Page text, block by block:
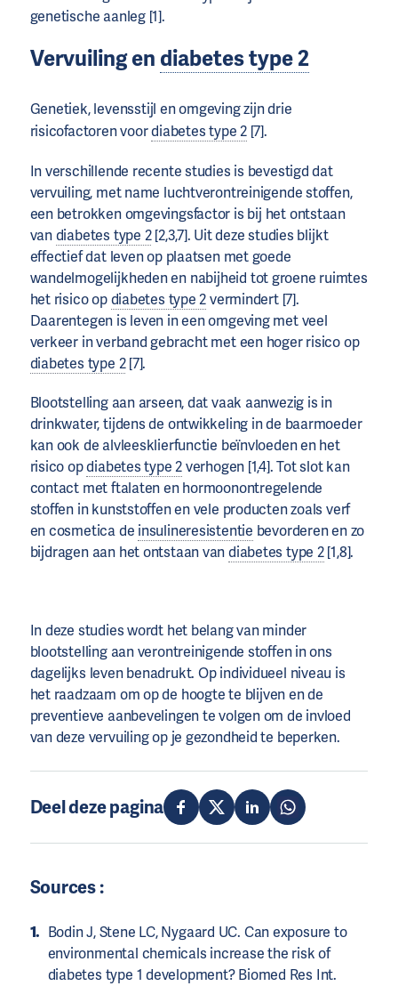
genetische aanleg [1].
Vervuiling en diabetes type 2
Genetiek, levensstijl en omgeving zijn drie
risicofactoren voordiabetes type 2[7].
In verschillende recente studies is bevestigd dat
vervuiling, met name luchtverontreinigende stoffen,
een betrokken omgevingsfactor is bij het ontstaan
vandiabetes type 2[2,3,7]. Uit deze studies blijkt
effectief dat leven op plaatsen met goede
wandelmogelijkheden en nabijheid tot groene ruimtes
het risico opdiabetes type 2vermindert [7].
Daarentegen is leven in een omgeving met veel
verkeer in verband gebracht met een hoger risico op
diabetes type 2[7].
Blootstelling aan arseen, dat vaak aanwezig is in
drinkwater, tijdens de ontwikkeling in de baarmoeder
kan ook de alvleesklierfunctie beïnvloeden en het
risico opdiabetes type 2verhogen [1,4]. Tot slot kan
contact met ftalaten en hormoonontregelende
stoffen in kunststoffen en vele producten zoals verf
en cosmetica de insulineresistentie bevorderen en zo
bijdragen aan het ontstaan vandiabetes type 2[1,8].
In deze studies wordt het belang van minder
blootstelling aan verontreinigende stoffen in ons
dagelijks leven benadrukt. Op individueel niveau is
het raadzaam om op de hoogte te blijven en de
preventieve aanbevelingen te volgen om de invloed
van deze vervuiling op je gezondheid te beperken.
Deel deze pagina
Sources :
Bodin J, Stene LC, Nygaard UC. Can exposure to
environmental chemicals increase the risk of
diabetes type 1 development? Biomed Res Int.